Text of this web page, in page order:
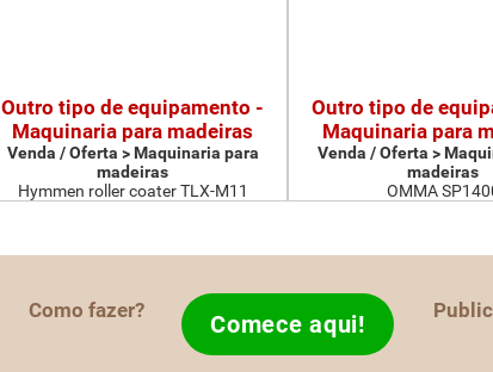
Outro tipo de equipamento -
Maquinaria para madeiras
Venda / Oferta > Maquinaria para
madeiras
Hymmen roller coater TLX-M11
Outro tipo de
Maquinaria para
Venda / Oferta >
madeiras
OMMA
Como fazer? Comece aqui!